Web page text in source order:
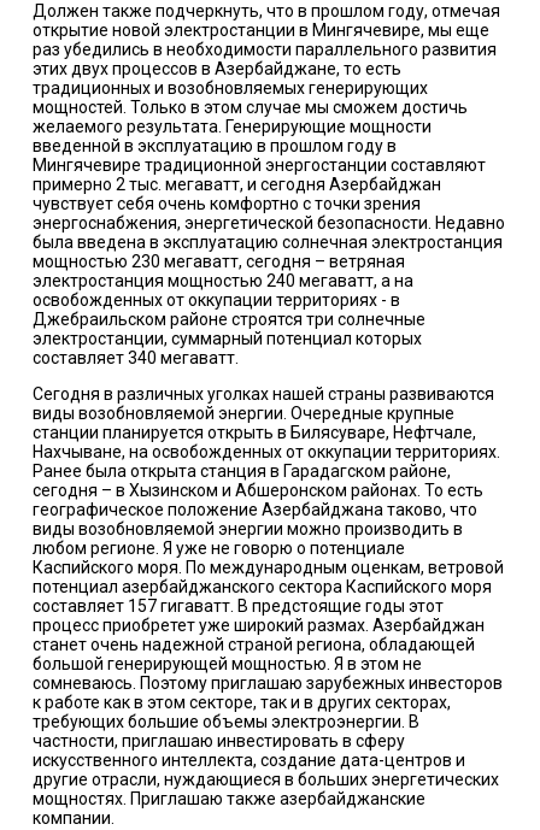
Должен также подчеркнуть, что в прошлом году, отмечая
открытие новой электростанции в Мингячевире, мы еще
раз убедились в необходимости параллельного развития
этих двух процессов в Азербайджане, то есть
традиционных и возобновляемых генерирующих
мощностей. Только в этом случае мы сможем достичь
желаемого результата. Генерирующие мощности
введенной в эксплуатацию в прошлом году в
Мингячевире традиционной энергостанции составляют
примерно 2 тыс. мегаватт, и сегодня Азербайджан
чувствует себя очень комфортно с точки зрения
энергоснабжения, энергетической безопасности. Недавно
была введена в эксплуатацию солнечная электростанция
мощностью 230 мегаватт, сегодня – ветряная
электростанция мощностью 240 мегаватт, а на
освобожденных от оккупации территориях - в
Джебраильском районе строятся три солнечные
электростанции, суммарный потенциал которых
составляет 340 мегаватт.
Сегодня в различных уголках нашей страны развиваются
виды возобновляемой энергии. Очередные крупные
станции планируется открыть в Билясуваре, Нефтчале,
Нахчыване, на освобожденных от оккупации территориях.
Ранее была открыта станция в Гарадагском районе,
сегодня – в Хызинском и Абшеронском районах. То есть
географическое положение Азербайджана таково, что
виды возобновляемой энергии можно производить в
любом регионе. Я уже не говорю о потенциале
Каспийского моря. По международным оценкам, ветровой
потенциал азербайджанского сектора Каспийского моря
составляет 157 гигаватт. В предстоящие годы этот
процесс приобретет уже широкий размах. Азербайджан
станет очень надежной страной региона, обладающей
большой генерирующей мощностью. Я в этом не
сомневаюсь. Поэтому приглашаю зарубежных инвесторов
к работе как в этом секторе, так и в других секторах,
требующих большие объемы электроэнергии. В
частности, приглашаю инвестировать в сферу
искусственного интеллекта, создание дата-центров и
другие отрасли, нуждающиеся в больших энергетических
мощностях. Приглашаю также азербайджанские
компании.